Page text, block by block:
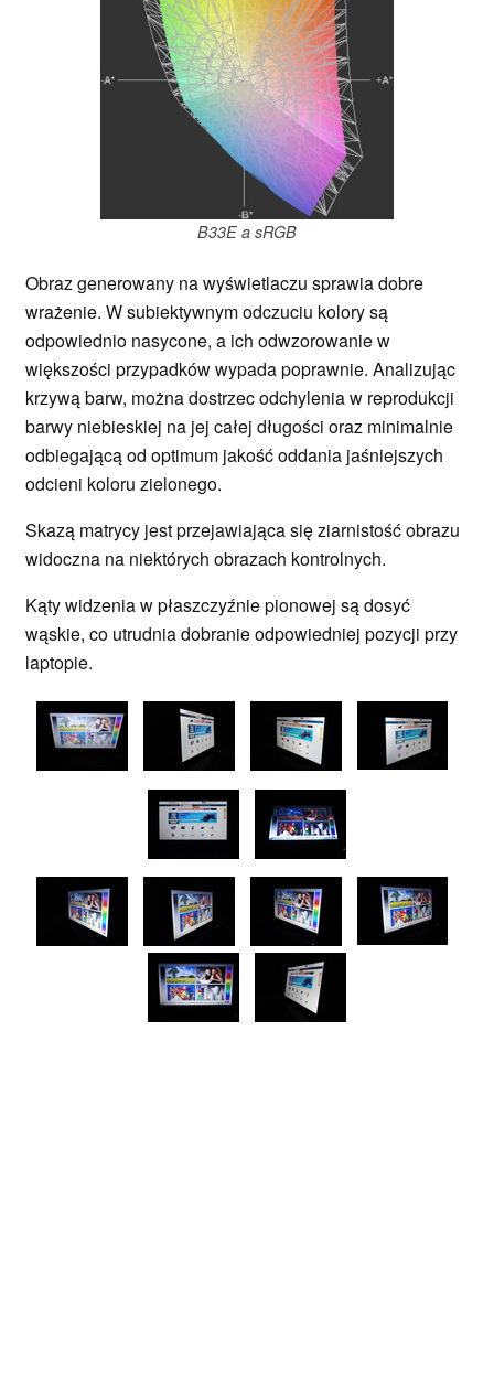
B33E a sRGB
Obraz generowany na wyświetlaczu sprawia dobre
wrażenie. W subiektywnym odczuciu kolory są
odpowiednio nasycone, a ich odwzorowanie w
większości przypadków wypada poprawnie. Analizując
krzywą barw, można dostrzec odchylenia w reprodukcji
barwy niebieskiej na jej całej długości oraz minimalnie
odbiegającą od optimum jakość oddania jaśniejszych
odcieni koloru zielonego.
Skazą matrycy jest przejawiająca się ziarnistość obrazu
widoczna na niektórych obrazach kontrolnych.
Kąty widzenia w płaszczyźnie pionowej są dosyć
wąskie, co utrudnia dobranie odpowiedniej pozycji przy
laptopie.